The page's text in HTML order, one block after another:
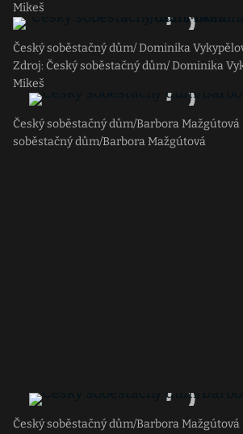
Mikeš
Český soběstačný dům/ Dominika
Zdroj: Český soběstačný dům/ Dominika
Mikeš
Český soběstačný dům/Barbora Mažgútová
soběstačný dům/Barbora Mažgútová
Český soběstačný dům/Barbora Mažgútová